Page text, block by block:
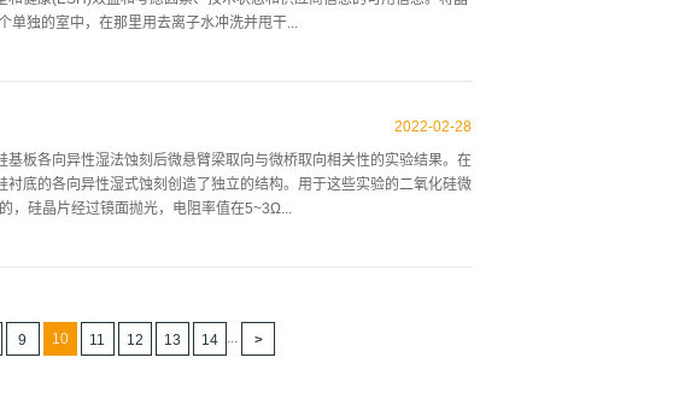
，对污染了硝化硅的晶片进行了清洗和测量，以提高颗粒去除效率。使
水量是湿台拥有成本的重要一部分，因此比较稀释清洁剂的冲洗时间与
并在级溢出浴中冲洗，记录了不同清洁溶...
单独的室中，在那里用去离子水冲洗并甩干...
工具目前是单晶片单元，但可以扩展到批处理工具配置。 图1三氧化硫
面积，降低了维护，减少了周期时间，并降低了成本。工艺开发的重点
旋转器的卡盘上，并被加速到预定的转速(1000到4000转/分),蚀刻化学
过程pH值接近中性,所以旋转蚀刻循环之后是短暂的去离子水旋转冲洗
毫米晶圆的氧化后蚀...
板各向异性湿法蚀刻后微悬臂梁取向与微桥取向相关性的实验结果。在
底的各向异性湿式蚀刻创造了独立的结构。用于这些实验的二氧化硅微
，硅晶片经过镜面抛光，电阻率值在5~3Ω...
面或对准方向，另一种方向是距质片晶片平面45°。设计的悬臂梁和微
300或500微米。蚀刻过程采用了两种在MEMS处理中最常用的碱性溶
2022-02-28
9 10 11 12 13 14 ...